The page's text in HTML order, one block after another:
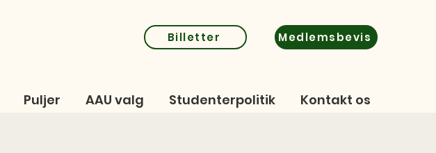
Billetter Medlemsbevis
Puljer AAU valg Studenterpolitik Kontakt os